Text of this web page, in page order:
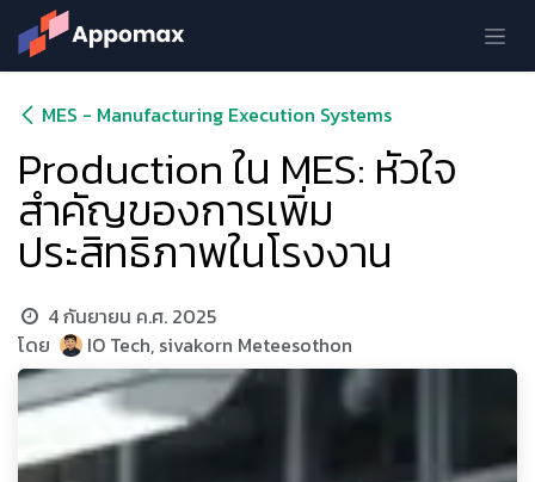
Skip to Content
MES - Manufacturing Execution Systems
Production ใน MES: หัวใจ
สำคัญของการเพิ่ม
ประสิทธิภาพในโรงงาน
4 กันยายน ค.ศ. 2025
โดย
IO Tech, sivakorn Meteesothon